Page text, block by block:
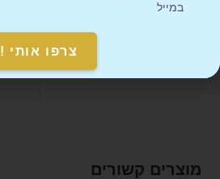
Pin This Product
מוצרים קשורים
במייל
צרפו אותי !